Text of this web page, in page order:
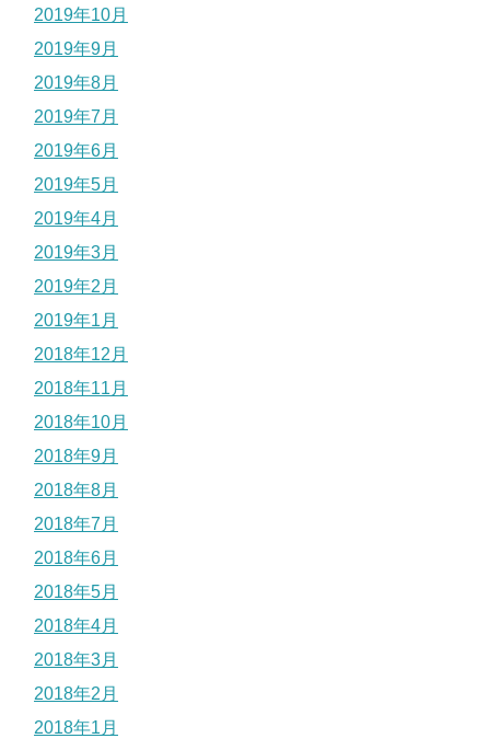
2019年10月
2019年9月
2019年8月
2019年7月
2019年6月
2019年5月
2019年4月
2019年3月
2019年2月
2019年1月
2018年12月
2018年11月
2018年10月
2018年9月
2018年8月
2018年7月
2018年6月
2018年5月
2018年4月
2018年3月
2018年2月
2018年1月